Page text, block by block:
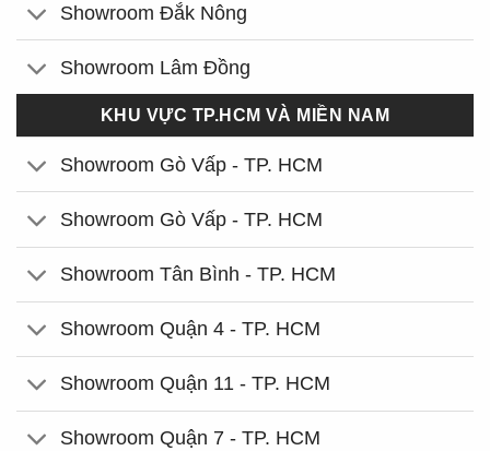
Showroom Đắk Nông
Showroom Lâm Đồng
KHU VỰC TP.HCM VÀ MIỀN NAM
Showroom Gò Vấp - TP. HCM
Showroom Gò Vấp - TP. HCM
Showroom Tân Bình - TP. HCM
Showroom Quận 4 - TP. HCM
Showroom Quận 11 - TP. HCM
Showroom Quận 7 - TP. HCM